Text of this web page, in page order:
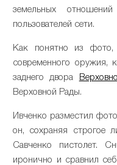
земельных
пользователей сети.
Как понятно из фото,
современного оружия,
заднего двора
Верховной Рады.
Ивченко разместил
он, сохраняя строгое
Савченко пистолет.
иронично и сравнил